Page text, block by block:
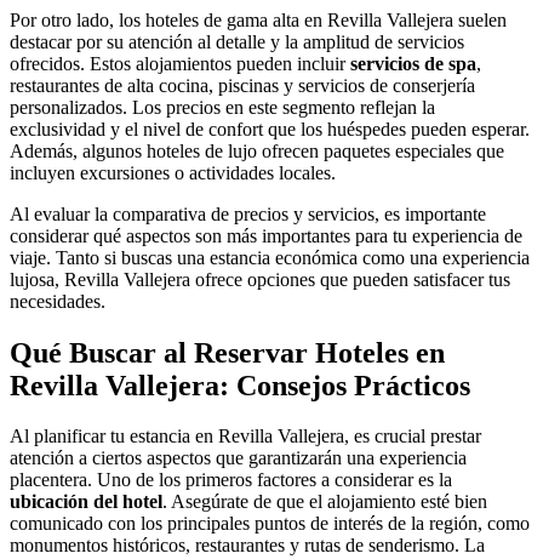
Por otro lado, los hoteles de gama alta en Revilla Vallejera suelen
destacar por su atención al detalle y la amplitud de servicios
ofrecidos. Estos alojamientos pueden incluirservicios de spa,
restaurantes de alta cocina, piscinas y servicios de conserjería
personalizados. Los precios en este segmento reflejan la
exclusividad y el nivel de confort que los huéspedes pueden esperar.
Además, algunos hoteles de lujo ofrecen paquetes especiales que
incluyen excursiones o actividades locales.
Al evaluar la comparativa de precios y servicios, es importante
considerar qué aspectos son más importantes para tu experiencia de
viaje. Tanto si buscas una estancia económica como una experiencia
lujosa, Revilla Vallejera ofrece opciones que pueden satisfacer tus
necesidades.
Qué Buscar al Reservar Hoteles en
Revilla Vallejera: Consejos Prácticos
Al planificar tu estancia en Revilla Vallejera, es crucial prestar
atención a ciertos aspectos que garantizarán una experiencia
placentera. Uno de los primeros factores a considerar es la
ubicación del hotel. Asegúrate de que el alojamiento esté bien
comunicado con los principales puntos de interés de la región, como
monumentos históricos, restaurantes y rutas de senderismo. La